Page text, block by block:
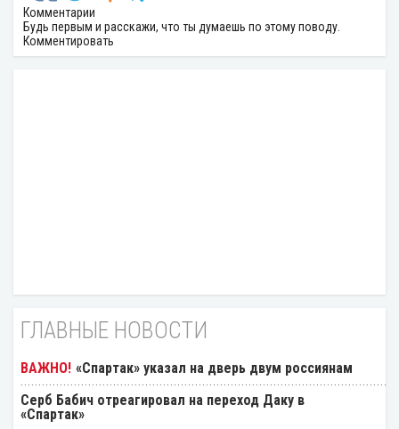
Комментарии
Будь первым и расскажи, что ты думаешь по этому поводу.
Комментировать
ГЛАВНЫЕ НОВОСТИ
«Спартак» указал на дверь двум россиянам
Серб Бабич отреагировал на переход Даку в
«Спартак»